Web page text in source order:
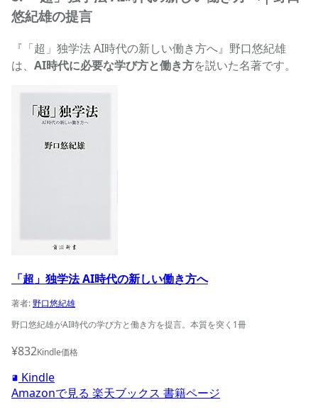
悠紀雄の提言
『「超」独学法 AI時代の新しい働き方へ』野口悠紀雄
は、 AI時代に必要な学び方と働き方を説いた名著です。
「超」独学法 AI時代の新しい働き方への商品ページへ
「超」独学法 AI時代の新しい働き方へ
著者:野口悠紀雄
野口悠紀雄がAI時代の学び方と働き方を提言。本質を突く1冊
¥832Kindle価格
Kindle
Amazonで見る 楽天ブックス 書籍ページ